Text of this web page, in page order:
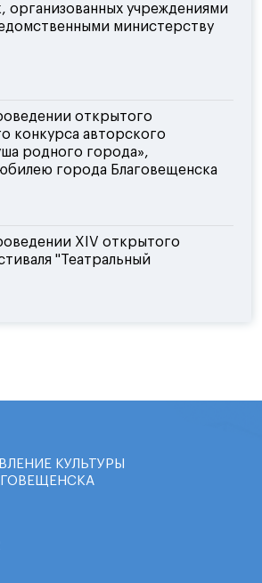
организованных учреждениями
министерству
открытого
конкурса авторского
родного города»,
города Благовещенска
XIV открытого
"Театральный
КУЛЬТУРЫ